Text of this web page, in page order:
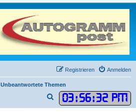
Anmelden
Registrieren
Unbeantwortete Themen
03:56:32 PM
u